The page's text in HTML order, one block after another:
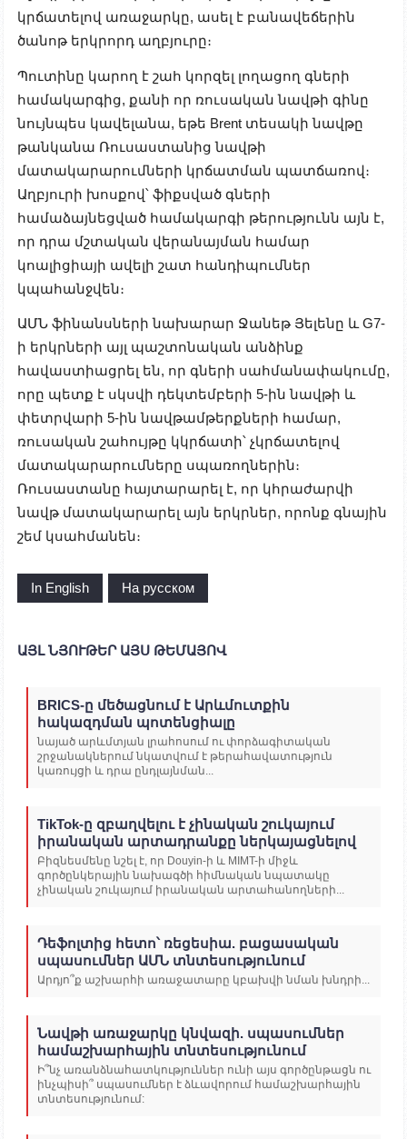
կրճատելով առաջարկը, ասել է բանավեճերին
ծանոթ երկրորդ աղբյուրը։
Պուտինը կարող է շահ կորզել լողացող գների
համակարգից, քանի որ ռուսական նավթի գինը
նույնպես կավելանա, եթե Brent տեսակի նավթը
թանկանա Ռուսաստանից նավթի
մատակարարումների կրճատման պատճառով։
Աղբյուրի խոսքով՝ ֆիքսված գների
համաձայնեցված համակարգի թերությունն այն է,
որ դրա մշտական վերանայման համար
կոալիցիայի ավելի շատ հանդիպումներ
կպահանջվեն։
ԱՄՆ ֆինանսների նախարար Ջանեթ Յելենը և G7-
ի երկրների այլ պաշտոնական անձինք
հավաստիացրել են, որ գների սահմանափակումը,
որը պետք է սկսվի դեկտեմբերի 5-ին նավթի և
փետրվարի 5-ին նավթամթերքների համար,
ռուսական շահույթը կկրճատի՝ չկրճատելով
մատակարարումները սպառողներին։
Ռուսաստանը հայտարարել է, որ կհրաժարվի
նավթ մատակարարել այն երկրներ, որոնք գնային
շեմ կսահմանեն։
In English На русском
ԱՅԼ ՆՅՈՒԹԵՐ ԱՅՍ ԹԵՄԱՅՈՎ
BRICS-ը մեծացնում է Արևմուտքին
հակազդման պոտենցիալը
նայած արևմտյան լրահոսում ու փորձագիտական
շրջանակներում նկատվում է թերահավատություն
կառույցի և դրա ընդլայնման...
TikTok-ը զբաղվելու է չինական շուկայում
իրանական արտադրանքը ներկայացնելով
Բիզնեսմենը նշել է, որ Douyin-ի և MIMT-ի միջև
գործընկերային նախագծի հիմնական նպատակը
չինական շուկայում իրանական արտահանողների...
Դեֆոլտից հետո՝ ռեցեսիա. բացասական
սպասումներ ԱՄՆ տնտեսությունում
Արդյո՞ք աշխարհի առաջատարը կբախվի նման խնդրի...
Նավթի առաջարկը կնվազի. սպասումներ
համաշխարհային տնտեսությունում
Ի՞նչ առանձնահատկություններ ունի այս գործընթացն ու
ինչպիսի՞ սպասումներ է ձևավորում համաշխարհային
տնտեսությունում: